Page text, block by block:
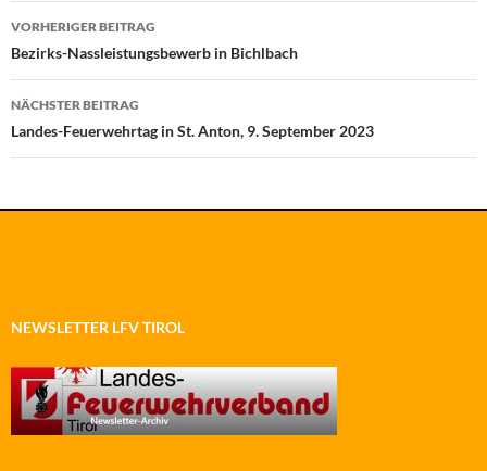
Beitragsnavigation
VORHERIGER BEITRAG
Bezirks-Nassleistungsbewerb in Bichlbach
NÄCHSTER BEITRAG
Landes-Feuerwehrtag in St. Anton, 9. September 2023
NEWSLETTER LFV TIROL